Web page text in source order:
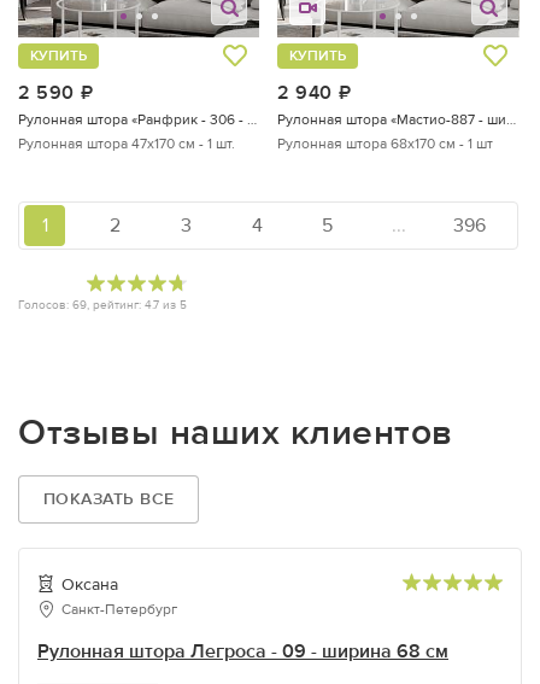
2 590
КУПИТЬ
Рулонная штора «Ранфрик - 306 - ширина 47 см»
Рулонная штора 47х170 см - 1 шт.
2 940
КУПИТЬ
Рулонная штора «Мастио-887 - ширина 68 см, длина 170 см.»
Рулонная штора 68х170 см - 1 шт
Голосов: 69, рейтинг: 4.7 из 5
1 2 3 4 5 ... 396
Отзывы наших клиентов
ПОКАЗАТЬ ВСЕ
Оксана
Санкт-Петербург
Рулонная штора Легроса - 09 - ширина 68 см